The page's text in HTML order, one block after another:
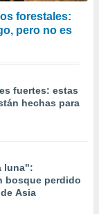
forestales:
pero no es
fuertes: estas
hechas para
luna":
bosque perdido
Asia